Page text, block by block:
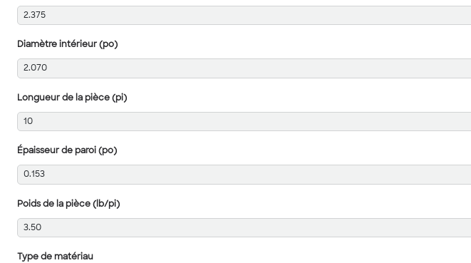
2.375
Diamètre intérieur (po)
2.070
Longueur de la pièce (pi)
10
Épaisseur de paroi (po)
0.153
Poids de la pièce (lb/pi)
3.50
Type de matériau